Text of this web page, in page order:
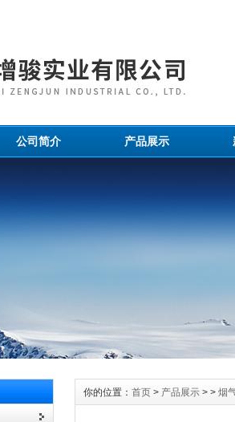
公司简介 产品展示
你的位置： 首页 > 产品展示 > > 烟